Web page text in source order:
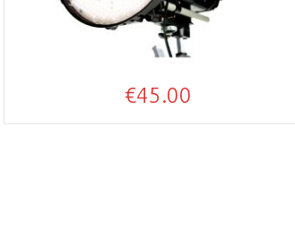
€45.00